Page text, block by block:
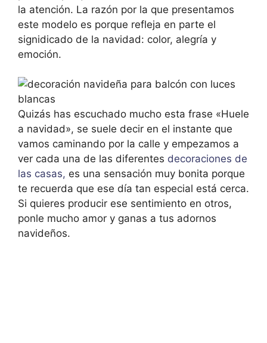
la atención. La razón por la que presentamos
este modelo es porque refleja en parte el
signidicado de la navidad: color, alegría y
emoción.
Quizás has escuchado mucho esta frase «Huele
a navidad», se suele decir en el instante que
vamos caminando por la calle y empezamos a
ver cada una de las diferentes decoraciones de
las casas, es una sensación muy bonita porque
te recuerda que ese día tan especial está cerca.
Si quieres producir ese sentimiento en otros,
ponle mucho amor y ganas a tus adornos
navideños.